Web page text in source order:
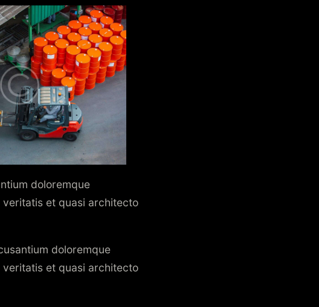
doloremque
veritatis et quasi architecto
doloremque
veritatis et quasi architecto